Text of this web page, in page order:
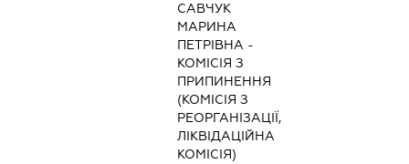
САВЧУК
МАРИНА
ПЕТРІВНА -
КОМІСІЯ З
ПРИПИНЕННЯ
(КОМІСІЯ З
РЕОРГАНІЗАЦІЇ,
ЛІКВІДАЦІЙНА
КОМІСІЯ)